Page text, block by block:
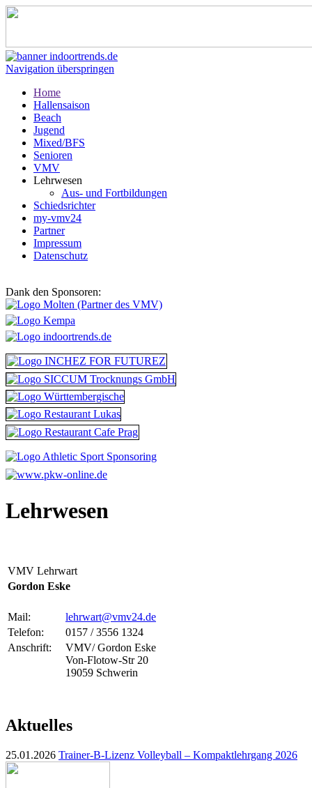
Navigation überspringen
Home
Hallensaison
Beach
Jugend
Mixed/BFS
Senioren
VMV
Lehrwesen
Aus- und Fortbildungen
Schiedsrichter
my-vmv24
Partner
Impressum
Datenschutz
Dank den Sponsoren:
Lehrwesen
VMV Lehrwart
Gordon Eske
Mail: lehrwart@vmv24.de
Telefon:
0157 / 3556 1324
Anschrift:
VMV/ Gordon Eske
Von-Flotow-Str 20
19059 Schwerin
Aktuelles
25.01.2026 Trainer-B-Lizenz Volleyball – Kompaktlehrgang 2026